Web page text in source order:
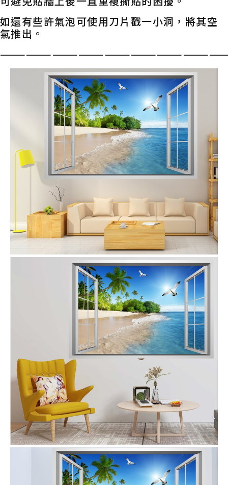
如還有些許氣泡可使用刀片戳一小洞，將其空
氣推出。